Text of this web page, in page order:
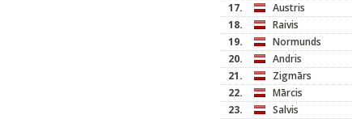
17.
Austris
18.
Raivis
19.
Normunds
20.
Andris
21.
Zigmārs
22.
Mārcis
23.
Salvis